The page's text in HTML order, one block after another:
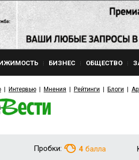
БИЗНЕС ОБЩЕСТВО
Интервью Мнения Рейтинги Блоги
Пробки: 4 балла